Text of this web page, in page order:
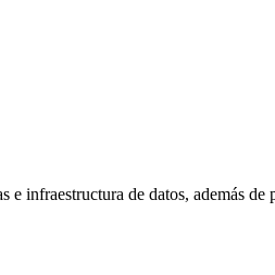
de datos, además de